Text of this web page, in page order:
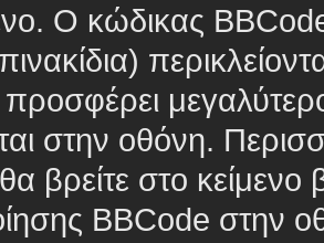
Ο κώδικας
προσφέρει
στην οθόνη.
βρείτε στo
BBCode στην